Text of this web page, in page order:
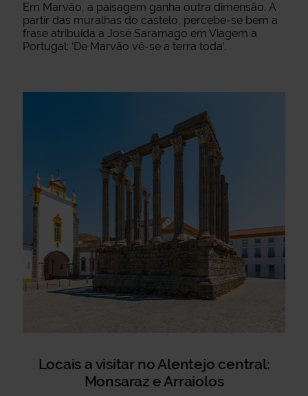
Em Marvão, a paisagem ganha outra dimensão. A
partir das muralhas do castelo, percebe-se bem a
frase atribuída a José Saramago em Viagem a
Portugal: ‘De Marvão vê-se a terra toda’.
Locais a visitar no Alentejo central:
Monsaraz e Arraiolos